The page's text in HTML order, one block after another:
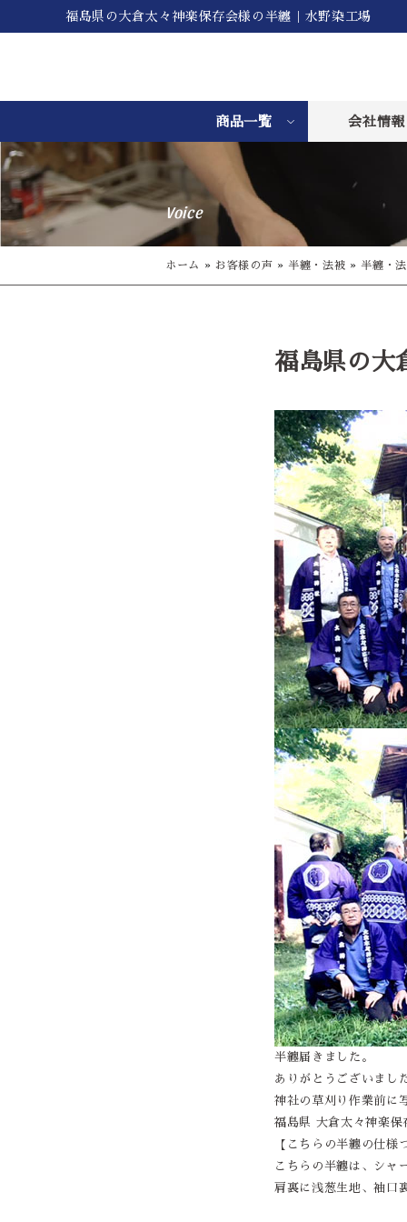
福島県の大倉太々神楽保存会様の半纏｜水野染工場
商品一覧 会社情報
Voice
ホーム » お客様の声 »半纏・法被 »半纏・
福島県の大
半纏届きました。
ありがとうございまし
神社の草刈り作業前に
福島県 大倉太々神楽保
【こちらの半纏の仕様
こちらの半纏は、シャ
肩裏に浅葱生地、袖口